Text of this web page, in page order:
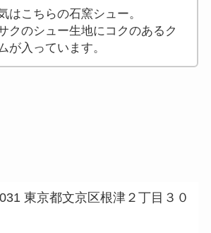
はこちらの石窯シュー。
クのシュー生地にコクのあるク
が入っています。
東京都文京区根津２丁目３０